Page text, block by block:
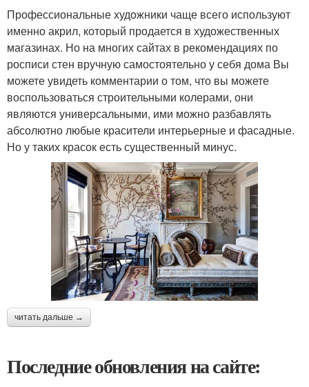
Профессиональные художники чаще всего используют
именно акрил, который продается в художественных
магазинах. Но на многих сайтах в рекомендациях по
росписи стен вручную самостоятельно у себя дома Вы
можете увидеть комментарии о том, что вы можете
воспользоваться строительными колерами, они
являются универсальными, ими можно разбавлять
абсолютно любые красители интерьерные и фасадные.
Но у таких красок есть существенный минус.
читать дальше →
Последние обновления на сайте: